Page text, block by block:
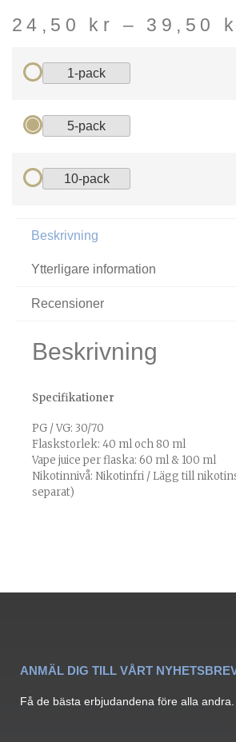
24,50 kr – 39,50
1-pack
5-pack
10-pack
Beskrivning
Ytterligare information
Recensioner
Beskrivning
Specifikationer
PG / VG: 30/70
Flaskstorlek: 40 ml och 80 ml
Vape juice per flaska: 60 ml & 100 ml
Nikotinnivå: Nikotinfri / Lägg till
separat)
ANMÄL DIG TILL VÅRT
Få de bästa erbjudandena före alla andra.